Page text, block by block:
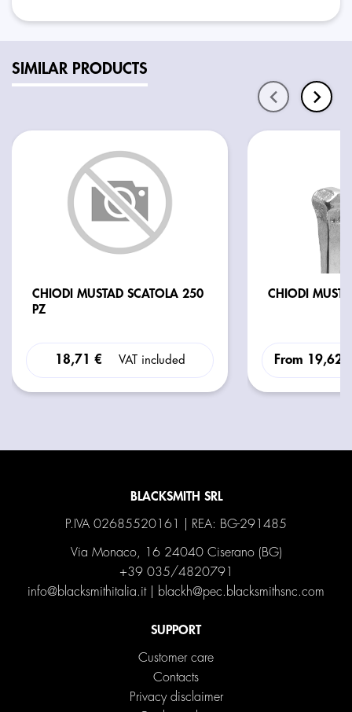
SIMILAR PRODUCTS
CHIODI MUSTAD SCATOLA 250
PZ
18,71 € VAT included From 19,62
BLACKSMITH SRL
P.IVA 02685520161 | REA: BG-291485
Via Monaco, 16 24040 Ciserano (BG)
+39 035/4820791
info@blacksmithitalia.it| blackh@pec.blacksmithsnc.com
SUPPORT
Customer care
Contacts
Privacy disclaimer